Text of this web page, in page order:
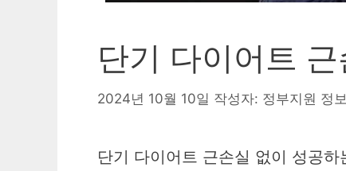
단기 다이어트
2024년 10월 10일 작성자: 정부지원 정보
단기 다이어트 근손실 없이 성공